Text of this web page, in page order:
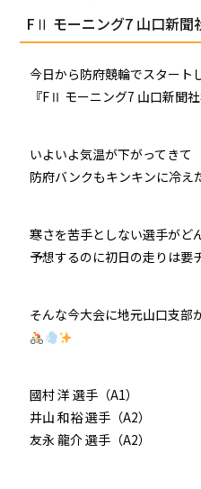
出走表
予想紙
イベント＆ファンサー
Kの3本勝負（本命予想
Kの地元推し！（地元
KEIRINパーク
バンク紹介
防府けいりん駅前SC
DOKOTO
電話・FAXサービス
非開催日の払戻し場所
横断幕掲出について
防府競輪研究所
ホープ君日記
防府競輪を予想するK
サイトポリシー
防府競輪をお楽しみい
車券の購入にのめり込
来場者の肖像権について
FⅡ モーニング7 山口新聞
今日から防府競輪でスタート
『FⅡ モーニング7 山口新聞
いよいよ気温が下がってきて
防府バンクもキンキンに冷え
寒さを苦手としない選手がど
予想するのに初日の走りは要
そんな今大会に地元山口支部
國村 洋 選手（A1）
井山 和裕 選手（A2）
友永 龍介 選手（A2）